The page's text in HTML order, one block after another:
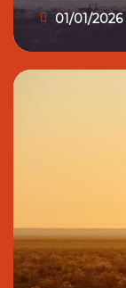
01/01/2026